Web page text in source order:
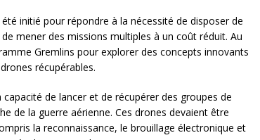
initié pour répondre à la nécessité de disposer de
mener des missions multiples à un coût réduit. Au
Gremlins pour explorer des concepts innovants
récupérables.
de lancer et de récupérer des groupes de
de la guerre aérienne. Ces drones devaient être
la reconnaissance, le brouillage électronique et